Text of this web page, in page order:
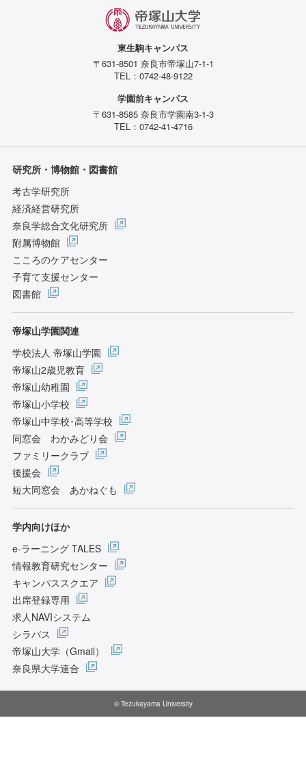
東生駒キャンパス
〒631-8501 奈良市帝塚山7-1-1
TEL：0742-48-9122
学園前キャンパス
〒631-8585 奈良市学園南3-1-3
TEL：0742-41-4716
研究所・博物館・図書館
考古学研究所
経済経営研究所
奈良学総合文化研究所
附属博物館
こころのケアセンター
子育て支援センター
図書館
帝塚山学園関連
学校法人 帝塚山学園
帝塚山2歳児教育
帝塚山幼稚園
帝塚山小学校
帝塚山中学校･高等学校
同窓会 わかみどり会
ファミリークラブ
後援会
短大同窓会 あかねぐも
学内向けほか
e-ラーニング TALES
情報教育研究センター
キャンパススクエア
出席登録専用
求人NAVIシステム
シラバス
帝塚山大学（Gmail）
奈良県大学連合
© Tezukayama University